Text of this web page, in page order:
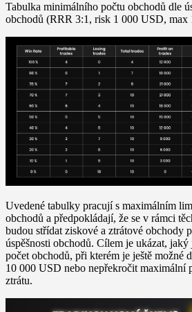
Tabulka minimálního počtu obchodů dle
obchodů (RRR 3:1, risk 1 000 USD, max
Uvedené tabulky pracují s maximálním
obchodů a předpokládají, že se v rámci
budou střídat ziskové a ztrátové obchody
úspěšnosti obchodů. Cílem je ukázat,
počet obchodů, při kterém je ještě možné
10 000 USD nebo nepřekročit maximální
ztrátu.